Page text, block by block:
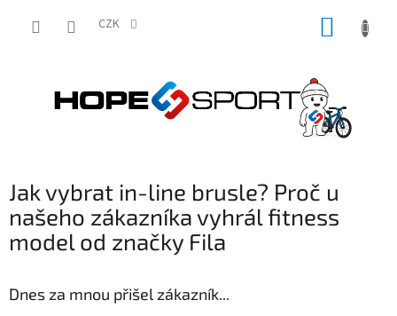
CZK
Jak vybrat in-line brusle? Proč u
našeho zákazníka vyhrál fitness
model od značky Fila
Dnes za mnou přišel zákazník...